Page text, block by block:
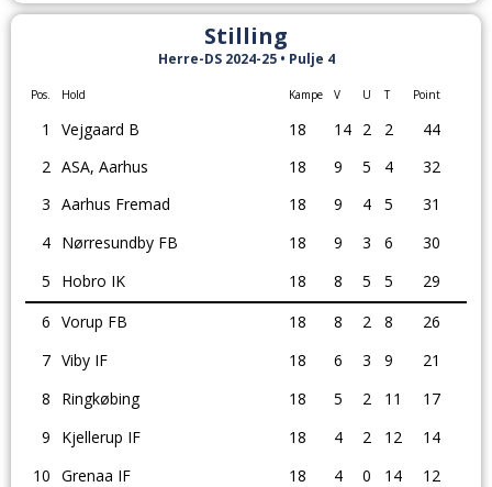
Stilling
Herre-DS 2024-25 • Pulje 4
Pos. Hold Kampe V U T Point
1 Vejgaard B 18 14 2 2
44
2 ASA, Aarhus 18 9 5 4
32
3 Aarhus Fremad 18 9 4 5
31
4 Nørresundby FB 18 9 3 6
30
5
Hobro IK 18 8 5 5
29
6 Vorup FB 18 8 2 8
26
7 Viby IF 18 6 3 9
21
8
Ringkøbing 18 5 2 11
17
9
Kjellerup IF 18 4 2 12
14
10 Grenaa IF 18 4 0 14 12